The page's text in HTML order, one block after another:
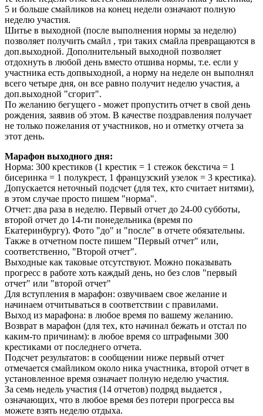
5 и больше смайликов на конец недели означают полную
неделю участия.
Шитье в выходной (после выполнения нормы за неделю)
позволяет получить смайл , три таких смайла превращаются в
доп.выходной. Дополнительный выходной позволяет
отдохнуть в любой день вместо отшива нормы, т.е. если у
участника есть допвыходной, а норму на неделе он выполнял
всего четыре дня, он все равно получит неделю участия, а
доп.выходной "сгорит".
По желанию бегущего - может пропустить отчет в свой день
рождения, заявив об этом. В качестве поздравления получает
не только пожелания от участников, но и отметку отчета за
этот день.
Марафон выходного дня:
Норма: 300 крестиков (1 крестик = 1 стежок бекстича = 1
бисеринка = 1 полукрест, 1 французский узелок = 3 крестика).
Допускается неточный подсчет (для тех, кто считает нитями),
в этом случае просто пишем "норма".
Отчет: два раза в неделю. Первый отчет до 24-00 субботы,
второй отчет до 14-ти понедельника (время по
Екатеринбургу). Фото "до" и "после" в отчете обязательны.
Также в отчетном посте пишем "Первый отчет" или,
соответственно, "Второй отчет".
Выходные как таковые отсутствуют. Можно показывать
прогресс в работе хоть каждый день, но без слов "первый
отчет" или "второй отчет"
Для вступления в марафон: озвучиваем свое желание и
начинаем отчитываться в соответствии с правилами.
Выход из марафона: в любое время по вашему желанию.
Возврат в марафон (для тех, кто начинал бежать и отстал по
каким-то причинам): в любое время со штрафными 300
крестиками от последнего отчета.
Подсчет результатов: в сообщении ниже первый отчет
отмечается смайликом около ника участника, второй отчет в
установленное время означает полную неделю участия.
За семь недель участия (14 отчетов) подряд выдается ,
означающих, что в любое время без потери прогресса вы
можете взять неделю отдыха.